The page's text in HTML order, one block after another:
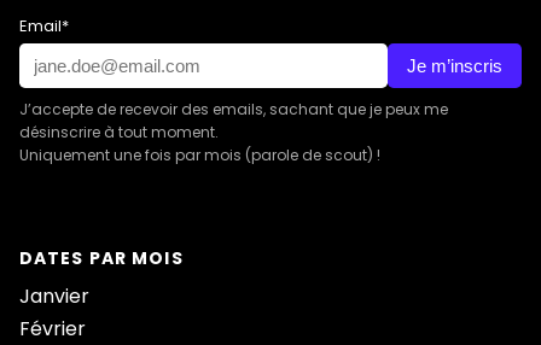
Email*
Je m’inscris
J’accepte de recevoir des emails, sachant que je peux me
désinscrire à tout moment.
Uniquement une fois par mois (parole de scout) !
DATES PAR MOIS
Janvier
Février